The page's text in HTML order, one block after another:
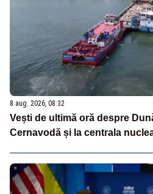
8 aug. 2026, 08:32
Vești de ultimă oră despre
Cernavodă și la centrala